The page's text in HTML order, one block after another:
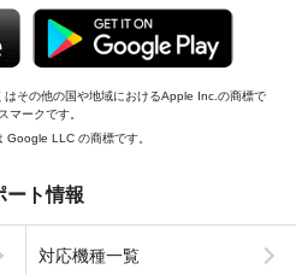
その他の国や地域におけるApple Inc.の商標で
ークです。
LLC の商標です。
ート情報
対応機種一覧